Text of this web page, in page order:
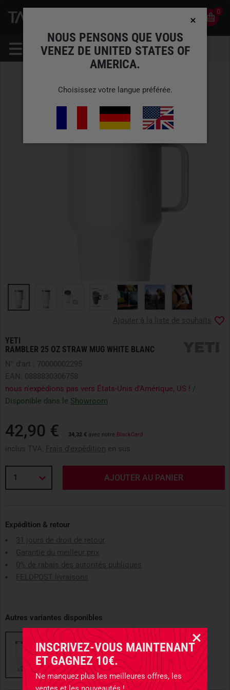
INSCRIVEZ-VOUS MAINTENANT
ET GAGNEZ 10€.
Ne manquez plus les meilleures offres, les
0
YETI
RAMBLER 25 OZ STRAW MUG WHITE BLANC
Ajouter à la liste de souhaits
N° d'art : 70000002295
EAN: 0888830306758
nous n'expédions pas vers États-Unis d'Amérique, US ! /
Disponible dans le Showroom
42,90 € 34,32 € avec notre BlackCard
inclus TVA, Frais d'expédition en sus
1 AJOUTER AU PANIER
Expédition & retour
31 jours de droit de retour
Garantie du meilleur prix
0% de rabais des autorités publiques
FELDPOST livraisons
Autres variantes disponibles
NOUS PENSONS QUE VOUS
VENEZ DE UNITED STATES OF
AMERICA.
Choisissez votre langue préférée.